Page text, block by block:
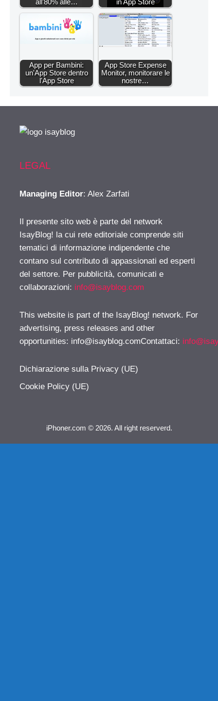
all'80% alle…
in App Store
App per Bambini:
un'App Store dentro
l'App Store
App Store Expense
Monitor, monitorare le
nostre…
LEGAL
Managing Editor: Alex Zarfati
Il presente sito web è parte del network
IsayBlog! la cui rete editoriale comprende siti
tematici di informazione indipendente che
contano sul contributo di appassionati ed esperti
del settore. Per pubblicità, comunicati e
collaborazioni: info@isayblog.com
This website is part of the IsayBlog! network. For
advertising, press releases and other
opportunities: info@isayblog.comContattaci:
Dichiarazione sulla Privacy (UE)
Cookie Policy (UE)
iPhoner.com © 2026. All right reserverd.